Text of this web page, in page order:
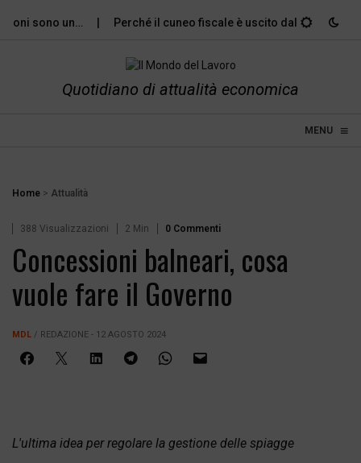
sono un… Perché il cuneo fiscale è uscito dal dibattito…
Quotidiano di attualità economica
MENU ≡
☰
Home > Attualità
388 Visualizzazioni 2 Min 0 Commenti
Concessioni balneari, cosa
vuole fare il Governo
MDL / REDAZIONE - 12 AGOSTO 2024
L'ultima idea per regolare la gestione delle spiagge